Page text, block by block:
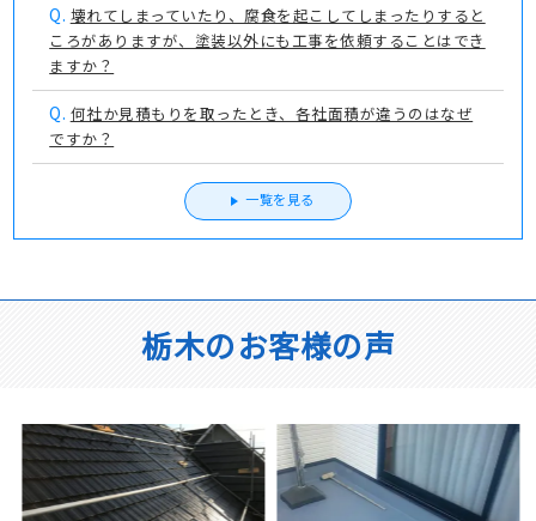
Q. 壊れてしまっていたり、腐食を起こしてしまったりすると
ころがありますが、塗装以外にも工事を依頼することはでき
ますか？
Q. 何社か見積もりを取ったとき、各社面積が違うのはなぜ
ですか？
一覧を見る
栃木のお客様の声